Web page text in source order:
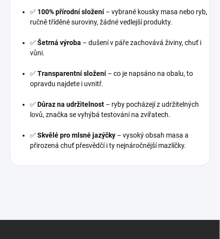
✅ 100% přírodní složení– vybrané kousky masa nebo ryb,
ručně tříděné suroviny, žádné vedlejší produkty.
✅Šetrná výroba – dušení v páře zachovává živiny, chuť i
vůni.
✅Transparentní složení– co je napsáno na obalu, to
opravdu najdete i uvnitř.
✅Důraz na udržitelnost – ryby pocházejí z udržitelných
lovů, značka se vyhýbá testování na zvířatech.
✅Skvělé pro mlsné jazýčky – vysoký obsah masa a
přirozená chuť přesvědčí i ty nejnáročnější mazlíčky.